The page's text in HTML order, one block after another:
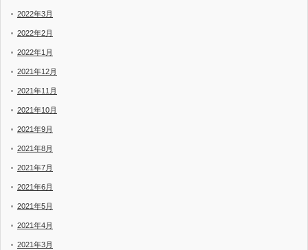
2022年3月
2022年2月
2022年1月
2021年12月
2021年11月
2021年10月
2021年9月
2021年8月
2021年7月
2021年6月
2021年5月
2021年4月
2021年3月